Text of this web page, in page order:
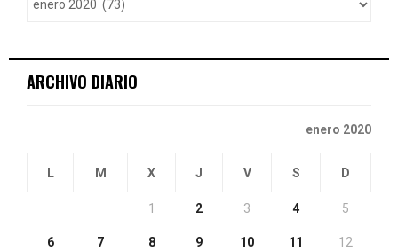
ARCHIVO DIARIO
enero 2020
L M X J V S D
1 2 3 4 5
6 7 8 9 10 11 12